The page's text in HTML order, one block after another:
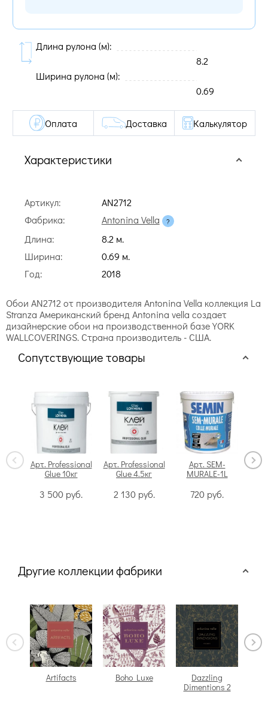
Длина рулона (м):
8.2
Ширина рулона (м):
0.69
Характеристики
Артикул:
AN2712
Фабрика:
Antonina Vella
Длина:
8.2 м.
Ширина:
0.69 м.
Год:
2018
Оплата Доставка Калькулятор
Обои AN2712 от производителя Antonina Vella коллекция La
Stranza Американский бренд Antonina vella создает
дизайнерские обои на производственной базе YORK
WALLCOVERINGS. Страна производитель - США.
Сопутствующие товары
Арт. Professional
Glue 10кг
3 500 руб.
Арт. Professional
Glue 4.5кг
2 130 руб.
Арт. SEM-
MURALE-1L
720 руб.
Другие коллекции фабрики
Artifacts Boho Luxe
Dazzling
Dimentions 2